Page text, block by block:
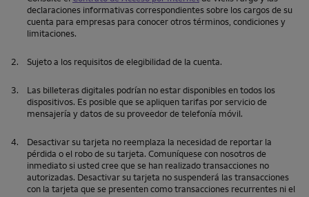
declaraciones informativas correspondientes sobre los cargos de su
cuenta para empresas para conocer otros términos, condiciones y
limitaciones.
2. Sujeto a los requisitos de elegibilidad de la cuenta.
3.
Las billeteras digitales podrían no estar disponibles en todos los
dispositivos. Es posible que se apliquen tarifas por servicio de
mensajería y datos de su proveedor de telefonía móvil.
4.
Desactivar su tarjeta no reemplaza la necesidad de reportar la
pérdida o el robo de su tarjeta. Comuníquese con nosotros de
inmediato si usted cree que se han realizado transacciones no
autorizadas. Desactivar su tarjeta no suspenderá las transacciones
con la tarjeta que se presenten como transacciones recurrentes ni el